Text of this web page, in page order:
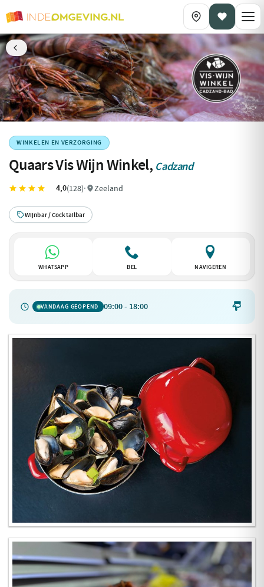
WINKELEN EN VERZORGING
Quaars Vis Wijn Winkel, Cadzand
4,0(128)· Zeeland
Wijnbar / Cocktailbar
WHATSAPP BEL NAVIGEREN
VANDAAG GEOPEND 09:00 - 18:00 